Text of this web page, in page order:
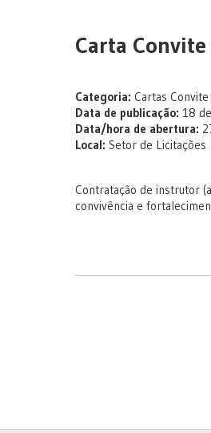
Carta
Categoria: Cartas Convite
Data de publicação: 18
Data/hora de abertura:
Local: Setor de Licitações
Contratação de instrutor
convivência e